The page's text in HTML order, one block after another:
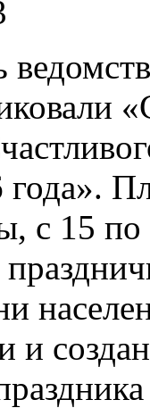
года».
с 15 по
и